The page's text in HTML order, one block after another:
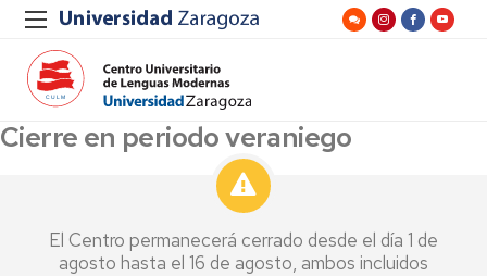
Cierre en periodo veraniego
El Centro permanecerá cerrado desde el día 1 de
agosto hasta el 16 de agosto, ambos incluidos